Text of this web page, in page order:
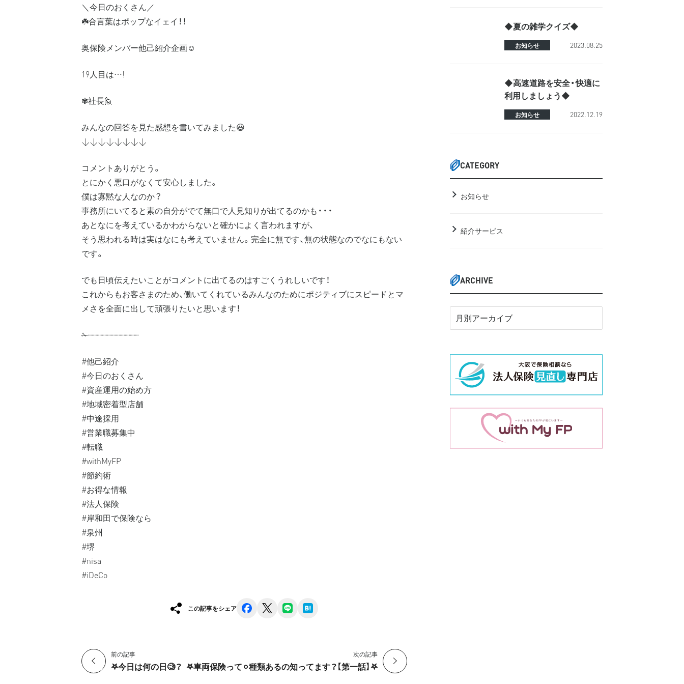
＼今日のおくさん／
☘️合言葉はポップなイェイ！！
奥保険メンバー他己紹介企画☺️
19人目は…!
✾社長🙋
みんなの回答を見た感想を書いてみました😃
↓↓↓↓↓↓↓↓
コメントありがとう。
とにかく悪口がなくて安心しました。
僕は寡黙な人なのか？
事務所にいてると素の自分がでて無口で人見知りが出てるのかも・・・
あとなにを考えているかわからないと確かによく言われますが、
そう思われる時は実はなにも考えていません。完全に無です、無の状態なのでなにもない
です。
でも日頃伝えたいことがコメントに出てるのはすごくうれしいです！
これからもお客さまのため、働いてくれているみんなのためにポジティブにスピードとマ
メさを全面に出して頑張りたいと思います！
✁┈┈┈┈┈┈┈┈┈┈
#他己紹介
#今日のおくさん
#資産運用の始め方
#地域密着型店舗
#中途採用
#営業職募集中
#転職
#withMyFP
#節約術
#お得な情報
#法人保険
#岸和田で保険なら
#泉州
#堺
#nisa
#iDeCo
この記事をシェア facebook line
前の記事
𖤐今日は何の日🧐？
次の記事
𖤐車両保険って⚪︎種類あるの知ってます？【第一話】𖤐
◆夏の雑学クイズ◆
お知らせ 2023.08.25
◆高速道路を安全・快適に
利用しましょう◆
お知らせ 2022.12.19
CATEGORY
お知らせ
紹介サービス
ARCHIVE